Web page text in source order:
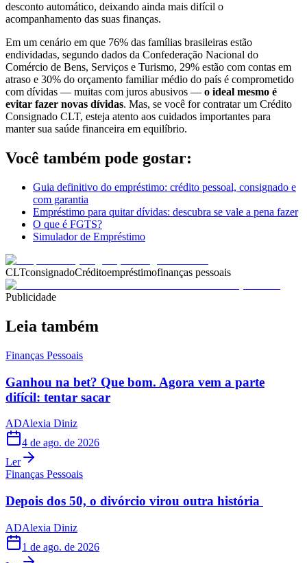
desconto automático, deixando ainda mais difícil o
acompanhamento das suas finanças.
Em um cenário em que 76% das famílias brasileiras estão
endividadas, segundo dados da Confederação Nacional do
Comércio de Bens, Serviços e Turismo, 29% estão com contas em
atraso e 30% do orçamento familiar médio do país é comprometido
com dívidas — muitas com juros abusivos — o ideal mesmo é
evitar fazer novas dívidas. Mas, se você for contratar um Crédito
Consignado CLT, esteja atento aos cuidados importantes para
manter sua saúde financeira em equilíbrio.
Você também pode gostar:
Guia definitivo do empréstimo: crédito pessoal, consignado e
com garantia
Empréstimo para quitar dívidas: descubra se vale a pena fazer
O que é FGTS?
Simulador de Empréstimo
CLTconsignadoCréditoempréstimofinanças pessoais
Publicidade
Leia também
Finanças Pessoais
Ganhou na bet? Que bom. Agora vem a parte
difícil: tentar sacar
ADAlexia Diniz
4 de ago. de 2026
Ler
Finanças Pessoais
Depois dos 50, o divórcio virou outra história
ADAlexia Diniz
1 de ago. de 2026